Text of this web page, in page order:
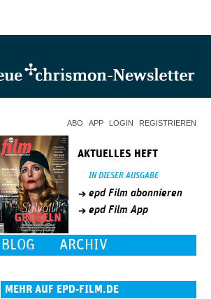
ABO APP LOGIN REGISTRIEREN
AKTUELLES HEFT
IN DIESER AUSGABE
epd Film abonnieren
epd Film App
BLOG ARCHIV
MEHR AUF EPD-FILM.DE